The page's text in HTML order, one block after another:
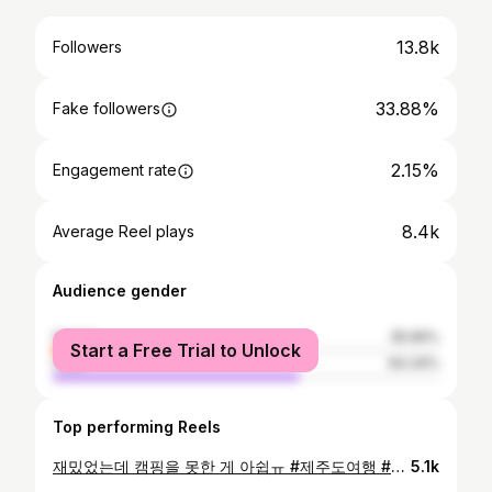
Followers 13.8k
Fake followers 33.88%
Engagement rate 2.15%
Average Reel plays 8.4k
Audience gender
female
male
Start a Free Trial to Unlock
Top performing Reels
재밌었는데 캠핑을 못한 게 아쉽ㅠ #제주도여행 #제주도카페 #애월카페 5.1k